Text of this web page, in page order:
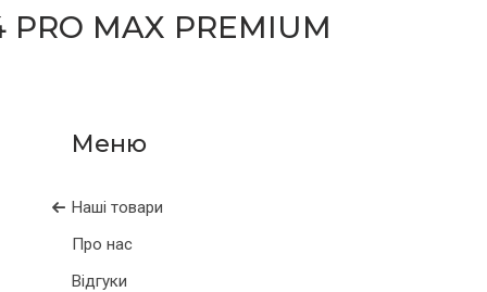
MAX PREMIUM
Наші товари
Про нас
Відгуки